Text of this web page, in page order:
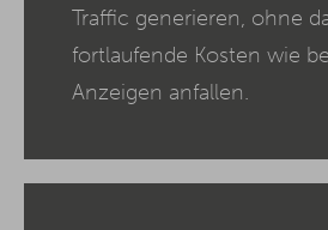
Traffic generieren, ohne
fortlaufende Kosten wie
Anzeigen anfallen.